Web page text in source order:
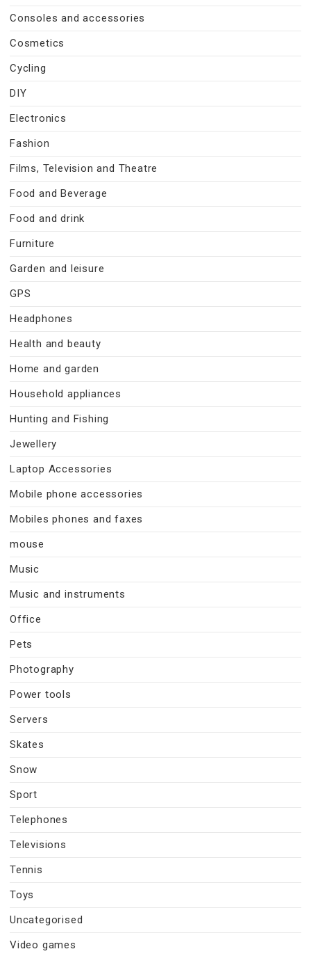
Consoles and accessories
Cosmetics
Cycling
DIY
Electronics
Fashion
Films, Television and Theatre
Food and Beverage
Food and drink
Furniture
Garden and leisure
GPS
Headphones
Health and beauty
Home and garden
Household appliances
Hunting and Fishing
Jewellery
Laptop Accessories
Mobile phone accessories
Mobiles phones and faxes
mouse
Music
Music and instruments
Office
Pets
Photography
Power tools
Servers
Skates
Snow
Sport
Telephones
Televisions
Tennis
Toys
Uncategorised
Video games